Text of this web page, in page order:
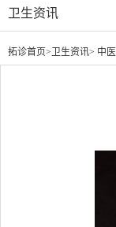
卫生资讯
拓诊首页> 卫生资讯> 中医